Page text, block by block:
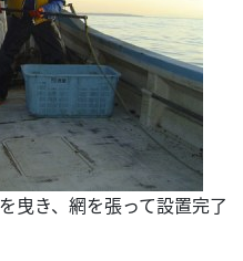
曳き、網を張って設置完了